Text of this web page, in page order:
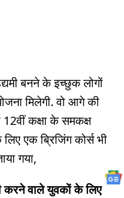
बनने के इच्छुक लोगों
मिलेगी. वो आगे की
कक्षा के समकक्ष
एक ब्रिजिंग कोर्स भी
गया,
करने वाले युवकों के लिए